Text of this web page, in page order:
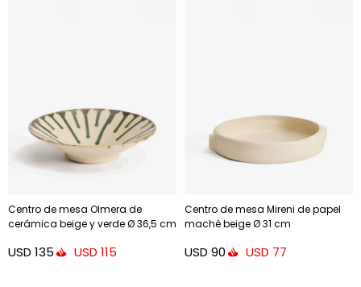
Centro de mesa Olmera de
cerámica beige y verde Ø 36,5 cm
USD 135 USD 115
Centro de mesa Mireni de papel
maché beige Ø 31 cm
USD 90 USD 77